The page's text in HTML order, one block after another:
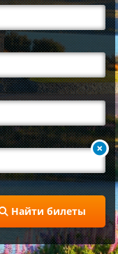
Найти билеты